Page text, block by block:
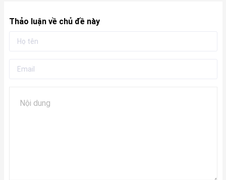
Thảo luận về chủ đề này